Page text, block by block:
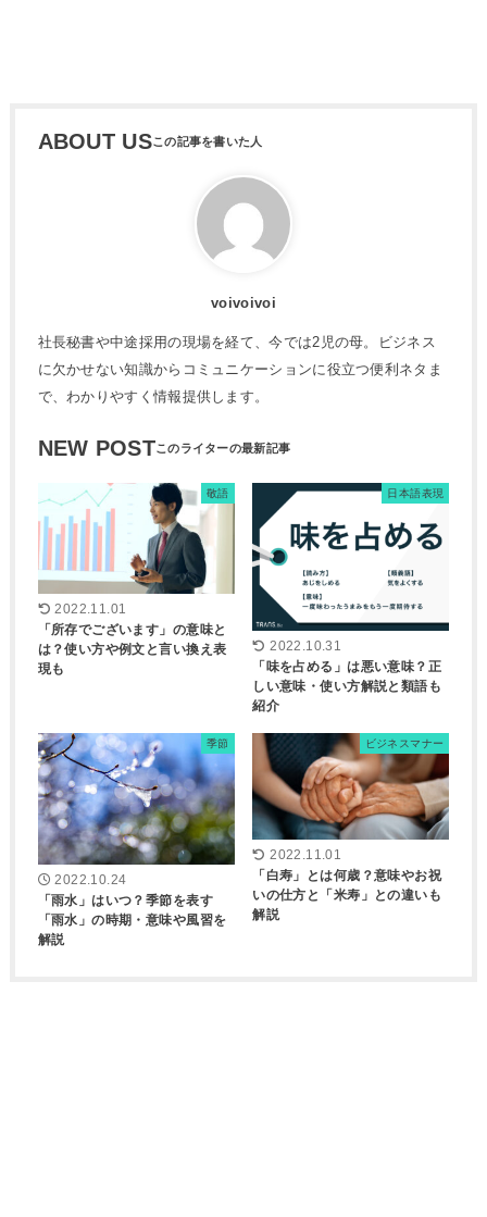
ABOUT US
voivoivoi
社長秘書や中途採用の現場を経て、今では2児の母。ビジネス
に欠かせない知識からコミュニケーションに役立つ便利ネタま
で、わかりやすく情報提供します。
NEW POST
敬語
2022.11.01
「所存でございます」の意味と
は？使い方や例文と言い換え表
現も
日本語表現
2022.10.31
「味を占める」は悪い意味？正
しい意味・使い方解説と類語も
紹介
季節
2022.10.24
「雨水」はいつ？季節を表す
「雨水」の時期・意味や風習を
解説
ビジネスマナー
2022.11.01
「白寿」とは何歳？意味やお祝
いの仕方と「米寿」との違いも
解説